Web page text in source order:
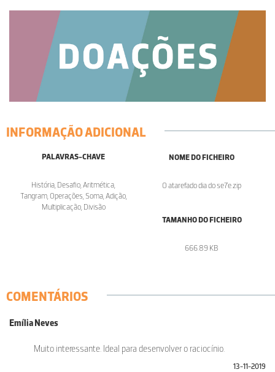
INFORMAÇÃO ADICIONAL
PALAVRAS-CHAVE
História, Desafio, Aritmética,
Tangram, Operações, Soma, Adição,
Multiplicação, Divisão
NOME DO FICHEIRO
O atarefado dia do se7e.zip
TAMANHO DO FICHEIRO
666.89 KB
COMENTÁRIOS
Emília Neves
Muito interessante. Ideal para desenvolver o raciocínio.
13-11-2019